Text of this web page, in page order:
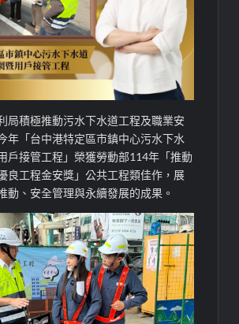
局積極推動污水下水道工程及職業安
年「台中港特定區市鎮中心污水下水
戶接管工程」榮獲勞動部114年「推動
良工程金安獎」公共工程類佳作，展
動、安全管理與永續發展的成果。